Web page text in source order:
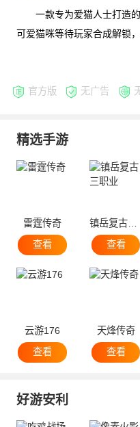
一款专为爱猫人士打造
可爱猫咪等待玩家合成解锁
官方版 无广告
精选手游
雷霆传奇
查看
查看
云游176
查看
天烽传奇
查看
好游安利